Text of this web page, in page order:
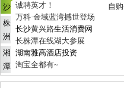
沙
株
洲
湘
潭
诚聘英才！
万科·金域蓝湾撼世登场
长沙黄兴路生活消费网
长株潭在线湖大参展
湖南雅高酒店投资
淘宝全都有~
自